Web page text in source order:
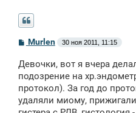
С
б
щ
е
н
и
Murlen 30 ноя 2011, 11:15
Девочки, вот я вчера
подозрение на
протокол). За год до
удаляли миому,